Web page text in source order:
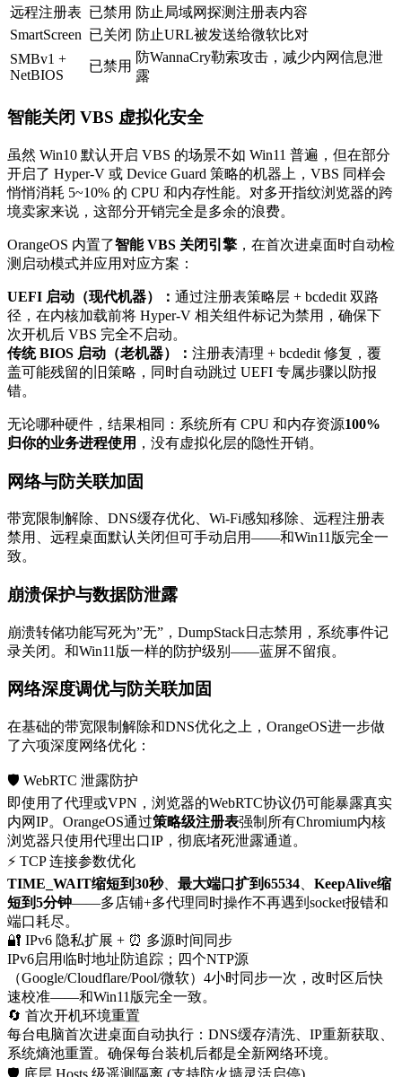
远程注册表 已禁用 防止局域网探测注册表内容
SmartScreen 已关闭 防止URL被发送给微软比对
SMBv1 +
NetBIOS
已禁用
防WannaCry勒索攻击，减少内网信息泄
露
智能关闭 VBS 虚拟化安全
虽然 Win10 默认开启 VBS 的场景不如 Win11 普遍，但在部分
开启了 Hyper-V 或 Device Guard 策略的机器上，VBS 同样会
悄悄消耗 5~10% 的 CPU 和内存性能。对多开指纹浏览器的跨
境卖家来说，这部分开销完全是多余的浪费。
OrangeOS 内置了智能 VBS 关闭引擎 ，在首次进桌面时自动检
测启动模式并应用对应方案：
UEFI 启动（现代机器）： 通过注册表策略层 + bcdedit 双路
径，在内核加载前将 Hyper-V 相关组件标记为禁用，确保下
次开机后 VBS 完全不启动。
传统 BIOS 启动（老机器）： 注册表清理 + bcdedit 修复，覆
盖可能残留的旧策略，同时自动跳过 UEFI 专属步骤以防报
错。
无论哪种硬件，结果相同：系统所有 CPU 和内存资源100%
归你的业务进程使用 ，没有虚拟化层的隐性开销。
网络与防关联加固
带宽限制解除、DNS缓存优化、Wi-Fi感知移除、远程注册表
禁用、远程桌面默认关闭但可手动启用——和Win11版完全一
致。
崩溃保护与数据防泄露
崩溃转储功能写死为”无”，DumpStack日志禁用，系统事件记
录关闭。和Win11版一样的防护级别——蓝屏不留痕。
网络深度调优与防关联加固
在基础的带宽限制解除和DNS优化之上，OrangeOS进一步做
了六项深度网络优化：
🛡️ WebRTC 泄露防护
即使用了代理或VPN，浏览器的WebRTC协议仍可能暴露真实
内网IP。OrangeOS通过策略级注册表强制所有Chromium内核
浏览器只使用代理出口IP，彻底堵死泄露通道。
⚡ TCP 连接参数优化
TIME_WAIT缩短到30秒、 最大端口扩到65534
KeepAlive缩
短到5分钟——多店铺+多代理同时操作不再遇到socket报错和
端口耗尽。
🔐 IPv6 隐私扩展 + ⏰ 多源时间同步
IPv6启用临时地址防追踪；四个NTP源
（Google/Cloudflare/Pool/微软）4小时同步一次，改时区后快
速校准——和Win11版完全一致。
🔄 首次开机环境重置
每台电脑首次进桌面自动执行：DNS缓存清洗、IP重新获取、
系统熵池重置。确保每台装机后都是全新网络环境。
🛡️ 底层 Hosts 级遥测隔离 (支持防火墙灵活启停)